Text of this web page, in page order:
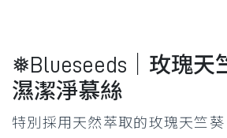
❅Blueseeds｜玫瑰天
濕潔淨慕絲
特別採用天然萃取的玫瑰天竺